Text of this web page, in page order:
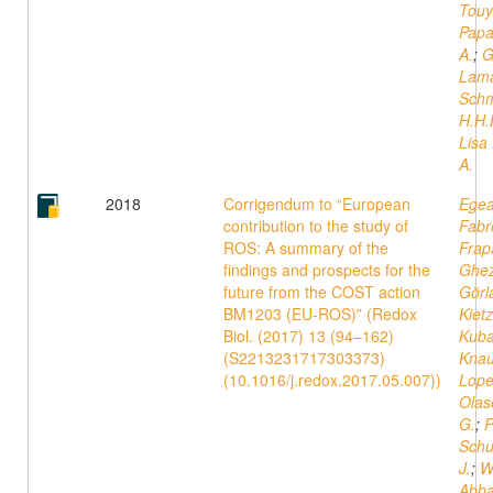
A.;
Lisa
A.
2018
Corrigendum to “European
contribution to the study of
ROS: A summary of the
findings and prospects for the
future from the COST action
BM1203 (EU-ROS)” (Redox
Biol. (2017) 13 (94–162)
(S2213231717303373)
(10.1016/j.redox.2017.05.007))
G.;
J.;